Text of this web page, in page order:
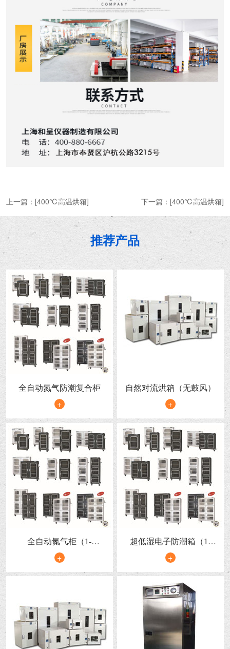
上一篇： [400℃高温烘箱] 下一篇： [400℃高温烘箱]
推荐产品
全自动氮气防潮复合柜
+
自然对流烘箱（无鼓风）
+
全自动氮气柜（1-
60%RH）
+
超低湿电子防潮箱（1-
10%RH）
+